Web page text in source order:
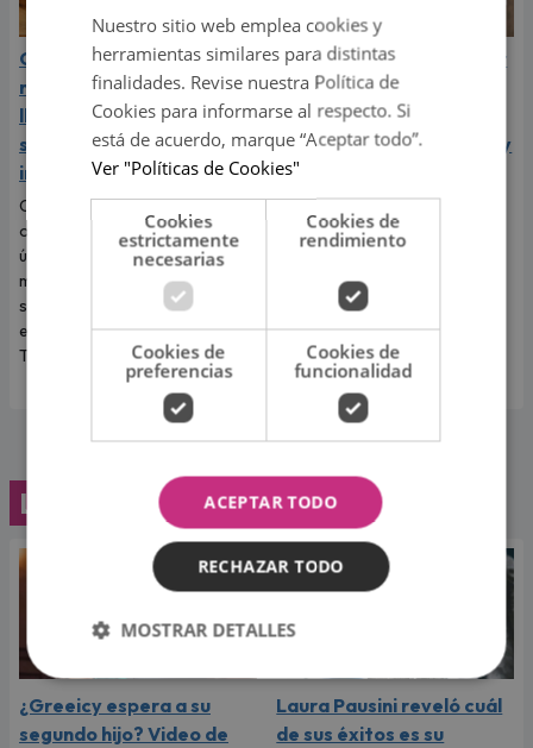
Carín León vive el mejor
momento de su carrera y
llega a Lima en el año de
su consagración
internacional
Carín León llega a Lima para
ofrecer este 6 de agosto un
único concierto en Costa 21, en
medio del mejor momento de
su carrera y con las últimas
entradas disponibles en
Teleticket.
Indy Fontaine llegará por
primera vez a Perú para
abrir los conciertos de
Alex Ubago en Arequipa y
Lima
La cantante cubano-
estadounidense debutará en
alcanzado con su sencillo
"Desde que tú no estás".
Lo último
¿Greeicy espera a su
segundo hijo? Video de
Laura Pausini reveló cuál
de sus éxitos es su
Nuestro sitio web emplea cookies y
herramientas similares para distintas
finalidades. Revise nuestra Política de
Cookies para informarse al respecto. Si
está de acuerdo, marque “Aceptar todo”.
Ver "Políticas de Cookies"
Cookies
estrictamente
necesarias
Cookies de
rendimiento
Cookies de
preferencias
Cookies de
funcionalidad
ACEPTAR TODO
RECHAZAR TODO
MOSTRAR DETALLES